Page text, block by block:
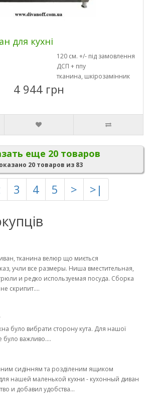
для кухні
120 см. +/- під замовлення
ДСП + ппу
тканина, шкірозамінник
4 944 грн
еще 20 товаров
20 товаров из 83
3 4 5 > >|
тканина велюр що миється
учли все размеры. Ниша вместительная,
и редко используемая посуда. Сборка
скрипит....
було вибрати сторону кута. Для нашої
було важливо....
сидінням та розділеним ящиком
нашей маленькой кухни - кухонный диван
и добавил удобства...